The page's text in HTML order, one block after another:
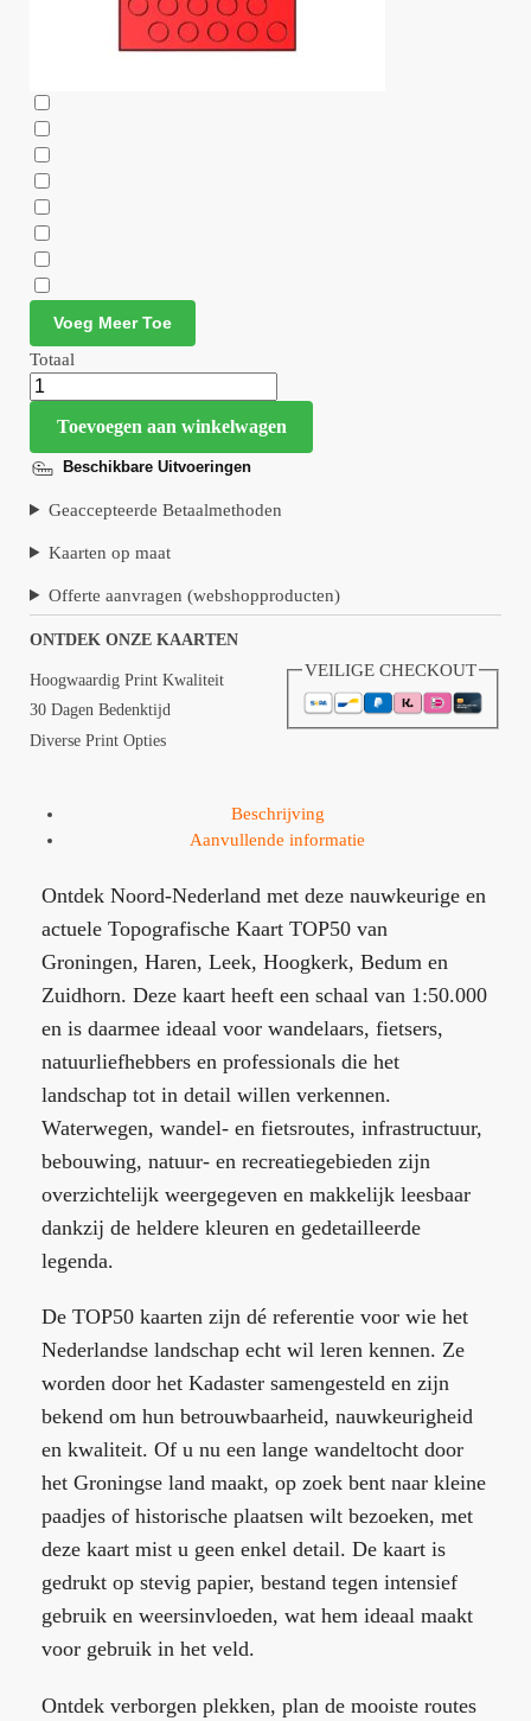
Voeg Meer Toe
Totaal
Toevoegen aan winkelwagen
Beschikbare Uitvoeringen
Geaccepteerde Betaalmethoden
Kaarten op maat
Offerte aanvragen (webshopproducten)
ONTDEK ONZE KAARTEN
Hoogwaardig Print Kwaliteit
30 Dagen Bedenktijd
Diverse Print Opties
VEILIGE CHECKOUT
Beschrijving
Aanvullende informatie
Ontdek Noord-Nederland met deze nauwkeurige en
actuele Topografische Kaart TOP50 van
Groningen, Haren, Leek, Hoogkerk, Bedum en
Zuidhorn. Deze kaart heeft een schaal van 1:50.000
en is daarmee ideaal voor wandelaars, fietsers,
natuurliefhebbers en professionals die het
landschap tot in detail willen verkennen.
Waterwegen, wandel- en fietsroutes, infrastructuur,
bebouwing, natuur- en recreatiegebieden zijn
overzichtelijk weergegeven en makkelijk leesbaar
dankzij de heldere kleuren en gedetailleerde
legenda.
De TOP50 kaarten zijn dé referentie voor wie het
Nederlandse landschap echt wil leren kennen. Ze
worden door het Kadaster samengesteld en zijn
bekend om hun betrouwbaarheid, nauwkeurigheid
en kwaliteit. Of u nu een lange wandeltocht door
het Groningse land maakt, op zoek bent naar kleine
paadjes of historische plaatsen wilt bezoeken, met
deze kaart mist u geen enkel detail. De kaart is
gedrukt op stevig papier, bestand tegen intensief
gebruik en weersinvloeden, wat hem ideaal maakt
voor gebruik in het veld.
Ontdek verborgen plekken, plan de mooiste routes